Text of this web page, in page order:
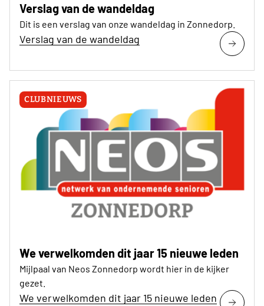
Verslag van de wandeldag
Dit is een verslag van onze wandeldag in Zonnedorp.
Verslag van de wandeldag
CLUBNIEUWS
We verwelkomden dit jaar 15 nieuwe leden
Mijlpaal van Neos Zonnedorp wordt hier in de kijker
gezet.
We verwelkomden dit jaar 15 nieuwe leden